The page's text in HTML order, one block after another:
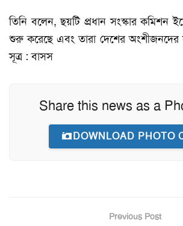
তিনি বলেন, ছয়টি প্রধান সংস্কার কমিশন
শুরু করেছে এবং তারা দেশের অংশীজনদের
সূত্র : বাসস
Share this news as a
DOWNLOAD PHOTO
Previous Post